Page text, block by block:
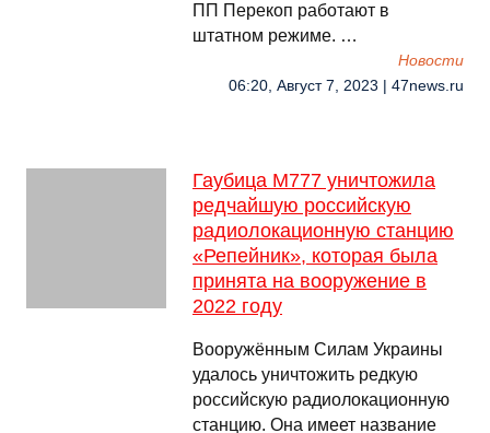
ПП Перекоп работают в
штатном режиме. …
Новости
06:20, Август 7, 2023 | 47news.ru
Гаубица M777 уничтожила
редчайшую российскую
радиолокационную станцию
«Репейник», которая была
принята на вооружение в
2022 году
Вооружённым Силам Украины
удалось уничтожить редкую
российскую радиолокационную
станцию. Она имеет название